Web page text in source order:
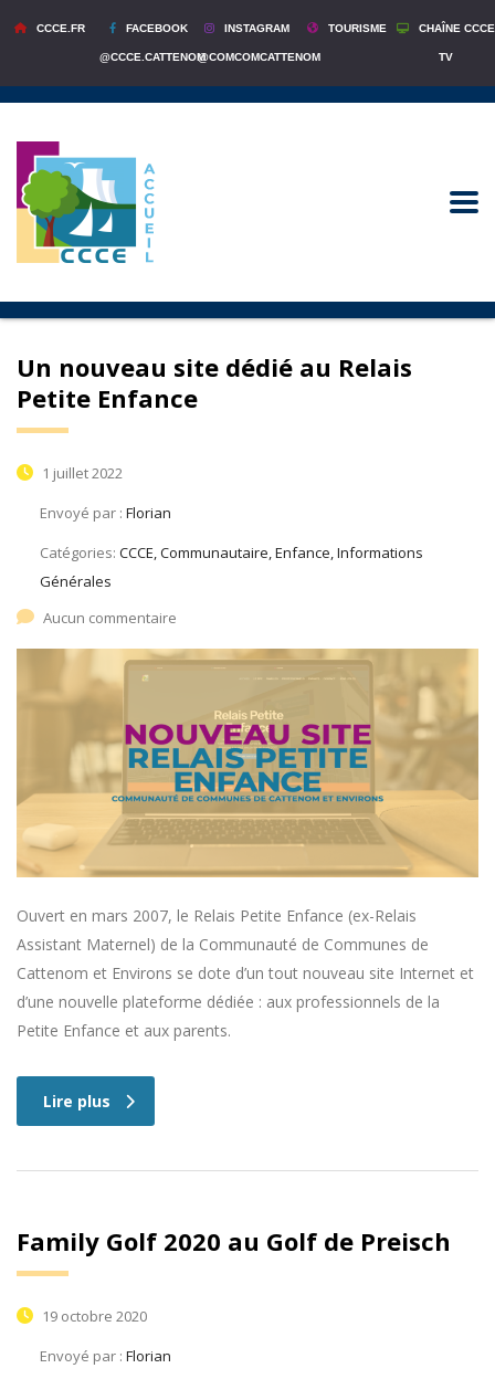
CCCE.FR FACEBOOK
@CCCE.CATTENOM
INSTAGRAM
@COMCOMCATTENOM
TOURISME CHAÎNE CCCE
TV
Un nouveau site dédié au Relais
Petite Enfance
1 juillet 2022
Envoyé par : Florian
Catégories: CCCE, Communautaire, Enfance, Informations
Générales
Aucun commentaire
Ouvert en mars 2007, le Relais Petite Enfance (ex-Relais
Assistant Maternel) de la Communauté de Communes de
Cattenom et Environs se dote d’un tout nouveau site Internet et
d’une nouvelle plateforme dédiée : aux professionnels de la
Petite Enfance et aux parents.
Lire plus
Family Golf 2020 au Golf de Preisch
19 octobre 2020
Envoyé par : Florian